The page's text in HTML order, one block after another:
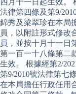
四月十一日起生效。
法律第四條及第9/
錦秀及梁翠珍在本局
員，以附註形式修改
員，並按十月十一日
第一百一十八條第二
生效。 根據經第2/
第9/2010號法律第七
在本局擔任行政任用